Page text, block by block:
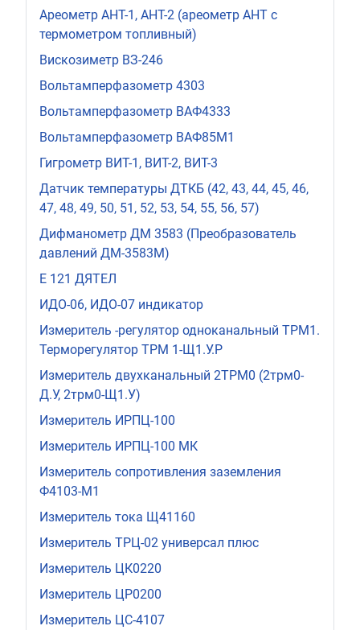
Ареометр АНТ-1, АНТ-2 (ареометр АНТ с
термометром топливный)
Вискозиметр ВЗ-246
Вольтамперфазометр 4303
Вольтамперфазометр ВАФ4333
Вольтамперфазометр ВАФ85М1
Гигрометр ВИТ-1, ВИТ-2, ВИТ-3
Датчик температуры ДТКБ (42, 43, 44, 45, 46,
47, 48, 49, 50, 51, 52, 53, 54, 55, 56, 57)
Дифманометр ДМ 3583 (Преобразователь
давлений ДМ-3583М)
Е 121 ДЯТЕЛ
ИДО-06, ИДО-07 индикатор
Измеритель -регулятор одноканальный ТРМ1.
Терморегулятор ТРМ 1-Щ1.У.Р
Измеритель двухканальный 2ТРМ0 (2трм0-
Д.У, 2трм0-Щ1.У)
Измеритель ИРПЦ-100
Измеритель ИРПЦ-100 МК
Измеритель сопротивления заземления
Ф4103-М1
Измеритель тока Щ41160
Измеритель ТРЦ-02 универсал плюс
Измеритель ЦК0220
Измеритель ЦР0200
Измеритель ЦС-4107